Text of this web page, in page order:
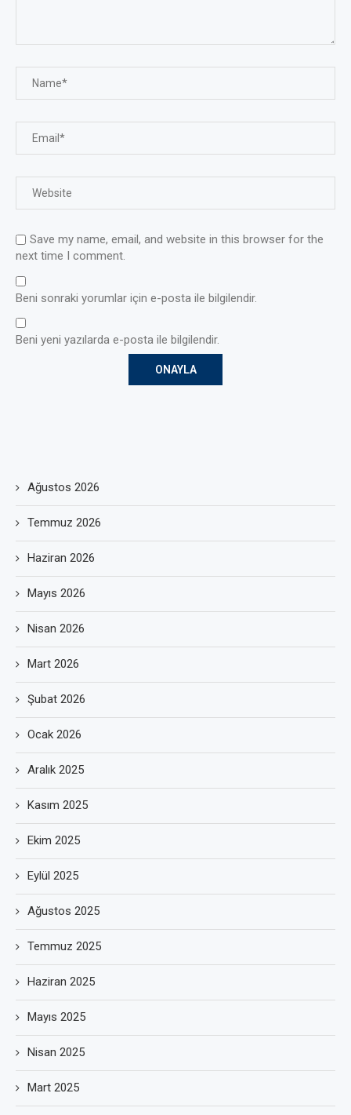
Save my name, email, and website in this browser for the
next time I comment.
Beni sonraki yorumlar için e-posta ile bilgilendir.
Beni yeni yazılarda e-posta ile bilgilendir.
Ağustos 2026
Temmuz 2026
Haziran 2026
Mayıs 2026
Nisan 2026
Mart 2026
Şubat 2026
Ocak 2026
Aralık 2025
Kasım 2025
Ekim 2025
Eylül 2025
Ağustos 2025
Temmuz 2025
Haziran 2025
Mayıs 2025
Nisan 2025
Mart 2025